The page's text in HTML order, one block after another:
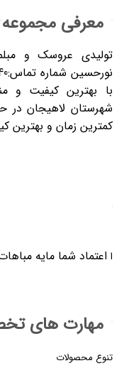
معرفی مجموعه
تولیدی عروسک و
با بهترین کیفیت و
شهرستان لاهیجان در
کمترین زمان و بهترین
ا اعتماد شما مایه
مهارت های
تنوع محصولات